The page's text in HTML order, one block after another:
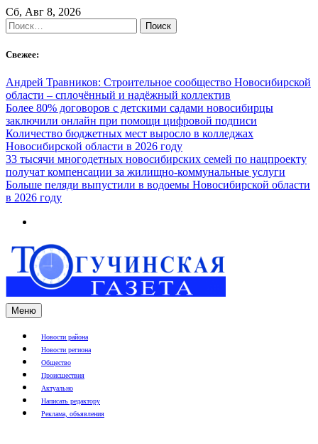
Skip
to
content
Сб, Авг 8, 2026
Найти:
Свежее:
Андрей Травников: Строительное сообщество Новосибирской
области – сплочённый и надёжный коллектив
Более 80% договоров с детскими садами новосибирцы
заключили онлайн при помощи цифровой подписи
Количество бюджетных мест выросло в колледжах
Новосибирской области в 2026 году
33 тысячи многодетных новосибирских семей по нацпроекту
получат компенсации за жилищно-коммунальные услуги
Больше пеляди выпустили в водоемы Новосибирской области
в 2026 году
Меню
Новости района
Новости региона
Общество
Происшествия
Актуально
Написать редактору
Реклама, объявления